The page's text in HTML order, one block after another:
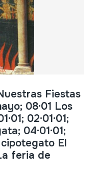
Fiestas
08·01 Los
02·01·01;
04·01·01;
cipotegato El
feria de